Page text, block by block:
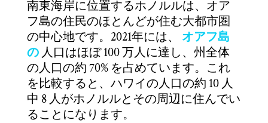
南東海岸に位置するホノルルは、オア
フ島の住民のほとんどが住む大都市圏
の中心地です。2021年には、 オアフ島
の人口はほぼ 100 万人に達し、州全体
の人口の約 70% を占めています。これ
を比較すると、ハワイの人口の約 10 人
中 8 人がホノルルとその周辺に住んでい
ることになります。